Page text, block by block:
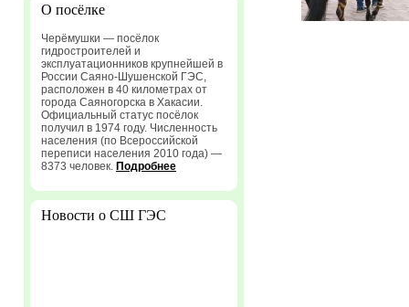
О посёлке
Черёмушки — посёлок
гидростроителей и
эксплуатационников крупнейшей в
России Саяно-Шушенской ГЭС,
расположен в 40 километрах от
города Саяногорска в Хакасии.
Официальный статус посёлок
получил в 1974 году. Численность
населения (по Всероссийской
переписи населения 2010 года) —
8373 человек. Подробнее
Новости о СШ ГЭС